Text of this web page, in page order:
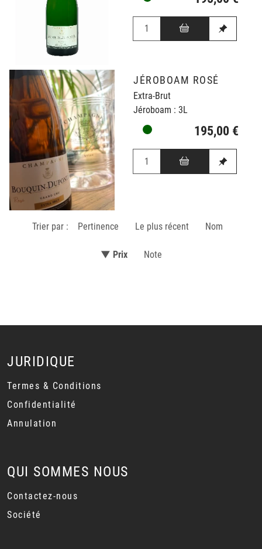
JÉROBOAM ROSÉ
Extra-Brut
Jéroboam : 3L
195,00 €
Trier par : Pertinence Le plus récent Nom
▼ Prix Note
JURIDIQUE
Termes & Conditions
Confidentialité
Annulation
QUI SOMMES NOUS
Contactez-nous
Société